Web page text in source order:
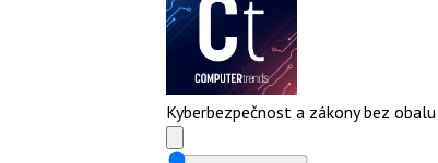
Kyberbezpečnost a zákony bez obalu